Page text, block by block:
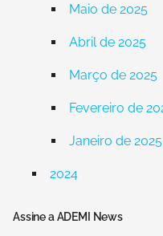
Maio de 2025
Abril de 2025
Março de 2025
Fevereiro de
Janeiro de 2025
2024
Assine a ADEMI News